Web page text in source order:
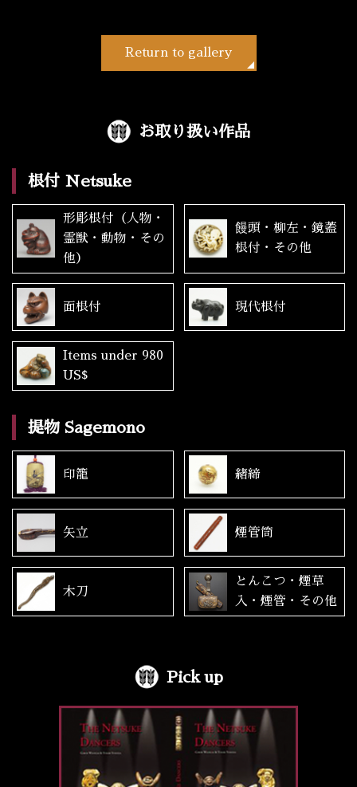
Return to gallery
お取り扱い作品
根付 Netsuke
形彫根付（人物・
霊獣・動物・その
他）
饅頭・柳左・鏡蓋
根付・その他
面根付 現代根付
Items under 980
US$
提物 Sagemono
印籠 緒締
矢立 煙管筒
木刀
とんこつ・煙草
入・煙管・その他
Pick up